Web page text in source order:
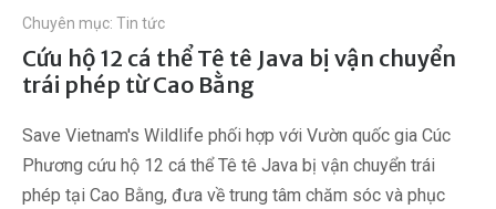
Chuyên mục: Tin tức
Cứu hộ 12 cá thể Tê tê Java bị vận chuyển
trái phép từ Cao Bằng
Save Vietnam's Wildlife phối hợp với Vườn quốc gia Cúc
Phương cứu hộ 12 cá thể Tê tê Java bị vận chuyển trái
phép tại Cao Bằng, đưa về trung tâm chăm sóc và phục